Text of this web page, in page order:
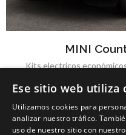
MINI
Kits electricos
Ese sitio web utiliza
Utilizamos cookies para
analizar nuestro tráfico.
uso de nuestro sitio con